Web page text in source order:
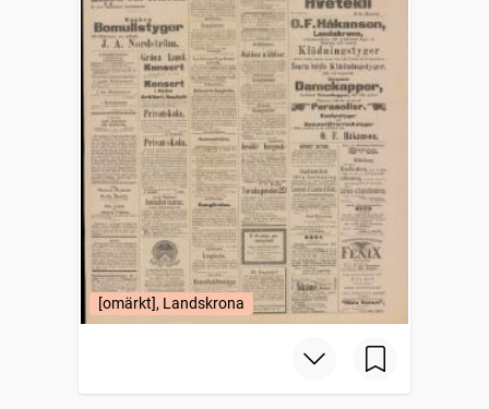
[omärkt], Landskrona